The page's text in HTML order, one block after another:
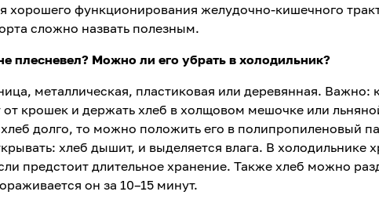
хорошего функционирования желудочно-кишечного
сложно назвать полезным.
плесневел? Можно ли его убрать в холодильник?
металлическая, пластиковая или деревянная. Важно:
крошек и держать хлеб в холщовом мешочке или
долго, то можно положить его в полипропиленовый
хлеб дышит, и выделяется влага. В холодильнике
предстоит длительное хранение. Также хлеб можно
он за 10–15 минут.